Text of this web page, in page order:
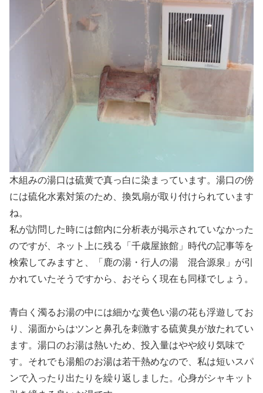
木組みの湯口は硫黄で真っ白に染まっています。湯口の傍
には硫化水素対策のため、換気扇が取り付けられています
ね。
私が訪問した時には館内に分析表が掲示されていなかった
のですが、ネット上に残る「千歳屋旅館」時代の記事等を
検索してみますと、「鹿の湯・行人の湯 混合源泉」が引
かれていたそうですから、おそらく現在も同様でしょう。
青白く濁るお湯の中には細かな黄色い湯の花も浮遊してお
り、湯面からはツンと鼻孔を刺激する硫黄臭が放たれてい
ます。湯口のお湯は熱いため、投入量はやや絞り気味で
す。それでも湯船のお湯は若干熱めなので、私は短いスパ
ンで入ったり出たりを繰り返しました。心身がシャキット